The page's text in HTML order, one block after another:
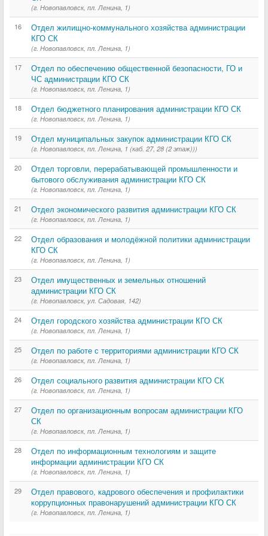
(г. Новопавловск, пл. Ленина, 1)
16
Отдел жилищно-коммунального хозяйства администрации
КГО СК
(г. Новопавловск, пл. Ленина, 1)
17
Отдел по обеспечению общественной безопасности, ГО и
ЧС администрации КГО СК
(г. Новопавловск, пл. Ленина, 1)
18 Отдел бюджетного планирования администрации КГО СК
(г. Новопавловск, пл. Ленина, 1)
19 Отдел муниципальных закупок администрации КГО СК
(г. Новопавловск, пл. Ленина, 1 (каб. 27, 28 (2 этаж)))
20
Отдел торговли, перерабатывающей промышленности и
бытового обслуживания администрации КГО СК
(г. Новопавловск, пл. Ленина, 1)
21 Отдел экономического развития администрации КГО СК
(г. Новопавловск, пл. Ленина, 1)
22
Отдел образования и молодёжной политики администрации
КГО СК
(г. Новопавловск, пл. Ленина, 1)
23
Отдел имущественных и земельных отношений
администрации КГО СК
(г. Новопавловск, ул. Садовая, 142)
24 Отдел городского хозяйства администрации КГО СК
(г. Новопавловск, пл. Ленина, 1)
25 Отдел по работе с территориями администрации КГО СК
(г. Новопавловск, пл. Ленина, 1)
26 Отдел социального развития администрации КГО СК
(г. Новопавловск, пл. Ленина, 1)
27
Отдел по организационным вопросам администрации КГО
СК
(г. Новопавловск, пл. Ленина, 1)
28
Отдел по информационным технологиям и защите
информации администрации КГО СК
(г. Новопавловск, пл. Ленина, 1)
29
Отдел правового, кадрового обеспечения и профилактики
коррупционных правонарушений администрации КГО СК
(г. Новопавловск, пл. Ленина, 1)